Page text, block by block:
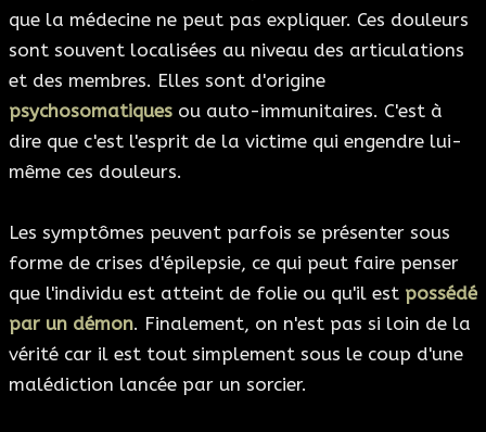
que la médecine ne peut pas expliquer. Ces douleurs
sont souvent localisées au niveau des articulations
et des membres. Elles sont d'origine
psychosomatiques ou auto-immunitaires. C'est à
dire que c'est l'esprit de la victime qui engendre lui-
même ces douleurs.
Les symptômes peuvent parfois se présenter sous
forme de crises d'épilepsie, ce qui peut faire penser
que l'individu est atteint de folie ou qu'il est possédé
par un démon. Finalement, on n'est pas si loin de la
vérité car il est tout simplement sous le coup d'une
malédiction lancée par un sorcier.